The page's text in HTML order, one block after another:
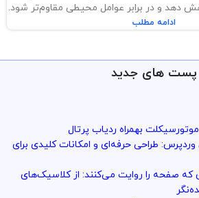
دهد و در برابر عوامل محیطی مقاوم‌تر شود.
ادامه مطلب
پست های جدید
بهمراه ردیاب پرتال
طراحی حرفه‌ای و امکانات کلیدی برای
که صفحه را روایت می‌کنند: از کلاسیک‌های